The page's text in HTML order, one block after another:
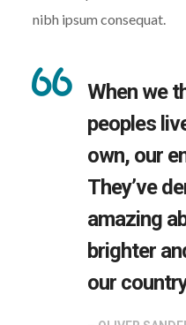
nibh ipsum consequat.
When we
peoples
own, our
They’ve
amazing
brighter
our